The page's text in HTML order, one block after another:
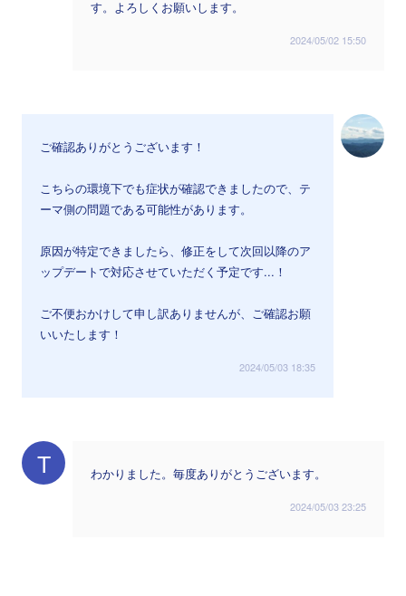
す。よろしくお願いします。
2024/05/02 15:50
ご確認ありがとうございます！
こちらの環境下でも症状が確認できましたので、テ
ーマ側の問題である可能性があります。
原因が特定できましたら、修正をして次回以降のア
ップデートで対応させていただく予定です...！
ご不便おかけして申し訳ありませんが、ご確認お願
いいたします！
2024/05/03 18:35
T わかりました。毎度ありがとうございます。
2024/05/03 23:25